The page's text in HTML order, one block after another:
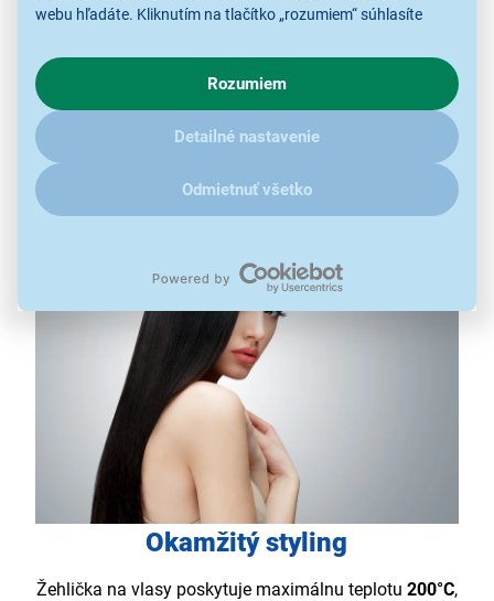
webu hľadáte. Kliknutím na tlačítko „rozumiem“ súhlasíte
o chovaní na webe pre zobrazovaní cielených reklám.
V prípade že vás zaujímajú detaily, ako u nás s cookies a
ďalšími údaji pracujeme, kliknitesem.
Rozumiem
Detailné nastavenie
Odmietnuť všetko
tourmaline technológiukombinovanú s keramikou,
žehliacej ploche. Špeciálne
žehliace plochy
nevyžadujú silný prítlak, ako žehliace plochy
Okamžitý styling
Žehlička na vlasy poskytuje maximálnu teplotu 200°C,